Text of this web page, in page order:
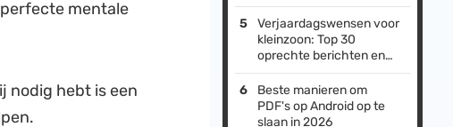
mentale
nodig hebt is een
Verjaardagswensen voor
kleinzoon: Top 30
oprechte berichten en
digitale sjablonen
Beste manieren om
PDF's op Android op te
slaan in 2026